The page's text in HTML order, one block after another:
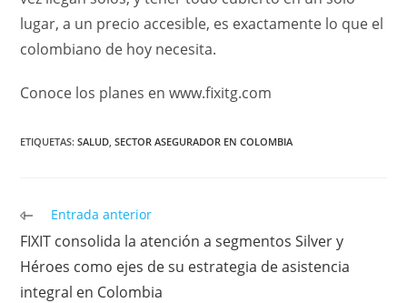
lugar, a un precio accesible, es exactamente lo que el
colombiano de hoy necesita.
Conoce los planes en www.fixitg.com
ETIQUETAS:SALUD, SECTOR ASEGURADOR EN COLOMBIA
Entrada anterior
FIXIT consolida la atención a segmentos Silver y
Héroes como ejes de su estrategia de asistencia
integral en Colombia